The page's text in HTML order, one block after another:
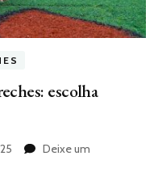
escolha
Deixe um